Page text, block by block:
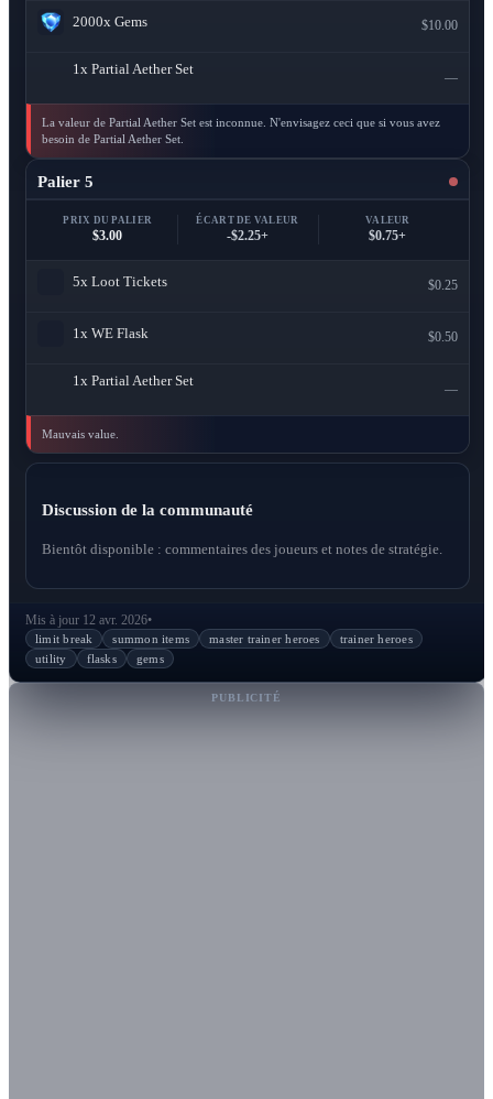
2000x Gems $10.00
1x Partial Aether Set
—
La valeur de Partial Aether Set est inconnue. N'envisagez ceci que si vous avez
besoin de Partial Aether Set.
Palier 5
PRIX DU PALIER
$3.00
ÉCART DE VALEUR
-$2.25+
VALEUR
$0.75+
5x Loot Tickets $0.25
1x WE Flask $0.50
1x Partial Aether Set
—
Mauvais value.
Discussion de la communauté
Bientôt disponible : commentaires des joueurs et notes de stratégie.
Mis à jour 12 avr. 2026•
limit break summon items master trainer heroes
trainer heroes
utility
flasks gems
PUBLICITÉ